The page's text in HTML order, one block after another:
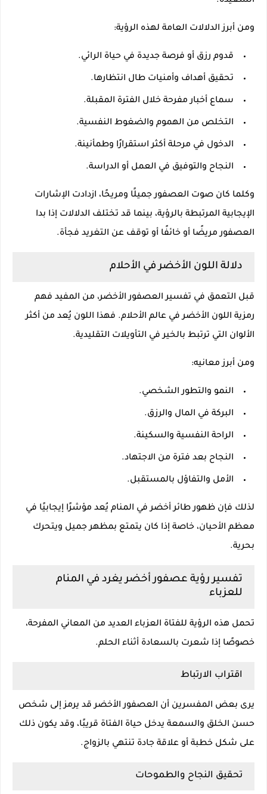
ومن أبرز الدلالات العامة لهذه الرؤية:
قدوم رزق أو فرصة جديدة في حياة الرائي.
تحقيق أهداف وأمنيات طال انتظارها.
سماع أخبار مفرحة خلال الفترة المقبلة.
التخلص من الهموم والضغوط النفسية.
الدخول في مرحلة أكثر استقرارًا وطمأنينة.
النجاح والتوفيق في العمل أو الدراسة.
وكلما كان صوت العصفور جميلًا ومريحًا، ازدادت الإشارات
الإيجابية المرتبطة بالرؤية، بينما قد تختلف الدلالات إذا بدا
العصفور مريضًا أو خائفًا أو توقف عن التغريد فجأة.
دلالة اللون الأخضر في الأحلام
قبل التعمق في تفسير العصفور الأخضر، من المفيد فهم
رمزية اللون الأخضر في عالم الأحلام. فهذا اللون يُعد من أكثر
الألوان التي ترتبط بالخير في التأويلات التقليدية.
ومن أبرز معانيه:
النمو والتطور الشخصي.
البركة في المال والرزق.
الراحة النفسية والسكينة.
النجاح بعد فترة من الاجتهاد.
الأمل والتفاؤل بالمستقبل.
لذلك فإن ظهور طائر أخضر في المنام يُعد مؤشرًا إيجابيًا في
معظم الأحيان، خاصة إذا كان يتمتع بمظهر جميل ويتحرك
بحرية.
تفسير رؤية عصفور أخضر يغرد في المنام
للعزباء
تحمل هذه الرؤية للفتاة العزباء العديد من المعاني المفرحة،
خصوصًا إذا شعرت بالسعادة أثناء الحلم.
اقتراب الارتباط
يرى بعض المفسرين أن العصفور الأخضر قد يرمز إلى شخص
حسن الخلق والسمعة يدخل حياة الفتاة قريبًا، وقد يكون ذلك
على شكل خطبة أو علاقة جادة تنتهي بالزواج.
تحقيق النجاح والطموحات